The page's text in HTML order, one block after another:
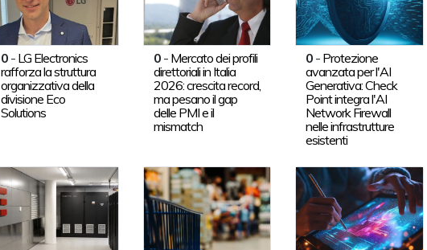
0 - LG Electronics
rafforza la struttura
organizzativa della
divisione Eco
Solutions
0- Mercato dei profili
direttoriali in Italia
2026: crescita record,
ma pesano il gap
delle PMI e il
mismatch
0 - Protezione
avanzata per l'AI
Generativa: Check
Point integra l'AI
Network Firewall
nelle infrastrutture
esistenti